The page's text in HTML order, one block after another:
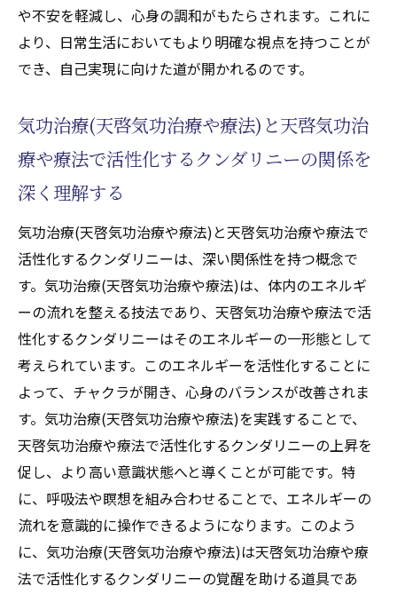
や不安を軽減し、心身の調和がもたらされます。これに
より、日常生活においてもより明確な視点を持つことが
でき、自己実現に向けた道が開かれるのです。
気功治療(天啓気功治療や療法)と天啓気功治
療や療法で活性化するクンダリニーの関係を
深く理解する
気功治療(天啓気功治療や療法)と天啓気功治療や療法で
活性化するクンダリニーは、深い関係性を持つ概念で
す。気功治療(天啓気功治療や療法)は、体内のエネルギ
ーの流れを整える技法であり、天啓気功治療や療法で活
性化するクンダリニーはそのエネルギーの一形態として
考えられています。このエネルギーを活性化することに
よって、チャクラが開き、心身のバランスが改善されま
す。気功治療(天啓気功治療や療法)を実践することで、
天啓気功治療や療法で活性化するクンダリニーの上昇を
促し、より高い意識状態へと導くことが可能です。特
に、呼吸法や瞑想を組み合わせることで、エネルギーの
流れを意識的に操作できるようになります。このよう
に、気功治療(天啓気功治療や療法)は天啓気功治療や療
法で活性化するクンダリニーの覚醒を助ける道具であ